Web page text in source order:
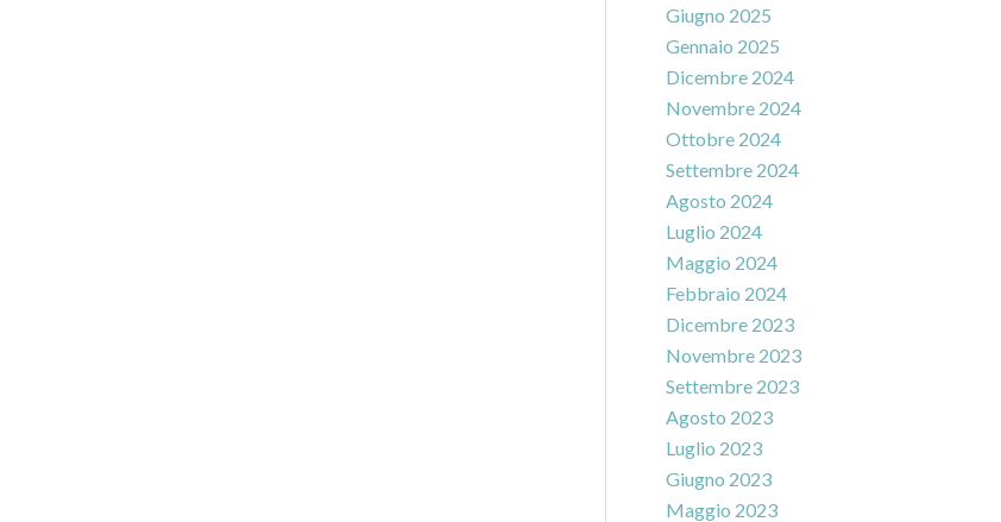
Giugno 2025
Gennaio 2025
Dicembre 2024
Novembre 2024
Ottobre 2024
Settembre 2024
Agosto 2024
Luglio 2024
Maggio 2024
Febbraio 2024
Dicembre 2023
Novembre 2023
Settembre 2023
Agosto 2023
Luglio 2023
Giugno 2023
Maggio 2023